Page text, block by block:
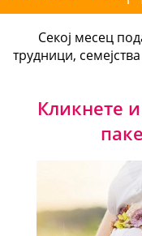
Секој месец
трудници,
Кликнете